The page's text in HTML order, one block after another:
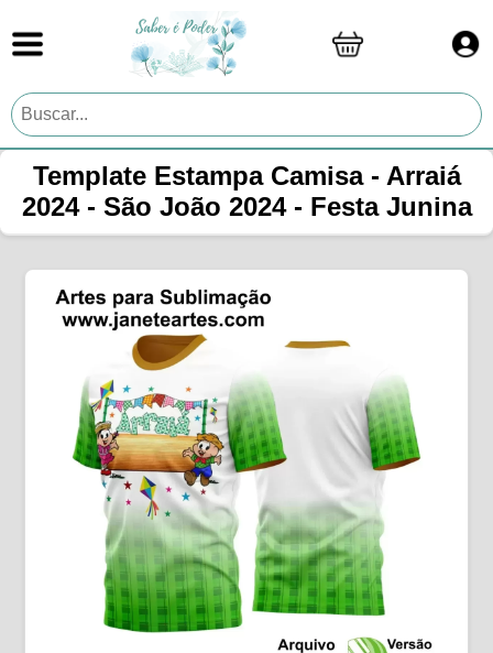
Template Estampa Camisa - Arraiá
2024 - São João 2024 - Festa Junina